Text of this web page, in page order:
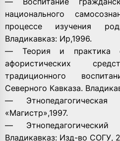
национального
процессе изучения
Владикавказ: Ир,1996.
— Теория и практика
афористических
традиционного
Северного Кавказа.
—
«Магистр»,1997.
— Этнопедагогический
Владикавказ: Изд-во СОГУ,